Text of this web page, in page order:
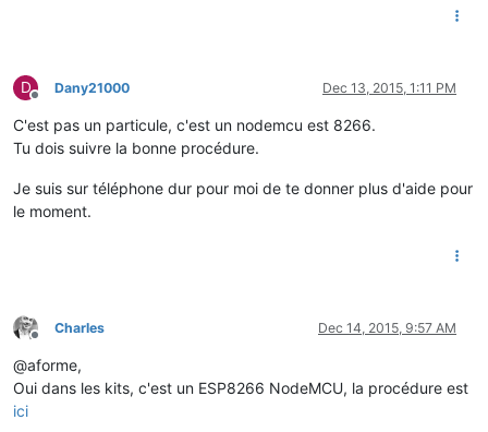
D
Offline
Dany21000 Dec 13, 2015, 1:11 PM
C'est pas un particule, c'est un nodemcu est 8266.
Tu dois suivre la bonne procédure.
Je suis sur téléphone dur pour moi de te donner plus d'aide pour
le moment.
Offline
Charles Dec 14, 2015, 9:57 AM
@aforme,
Oui dans les kits, c'est un ESP8266 NodeMCU, la procédure est
ici